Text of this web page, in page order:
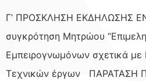
Γ’ ΠΡΟΣΚΛΗΣΗ ΕΚΔΗΛΩΣΗΣ
συγκρότηση Μητρώου
Εμπειρογνωμόνων σχετικά με
Τεχνικών έργων ΠΑΡΑΤΑΣΗ